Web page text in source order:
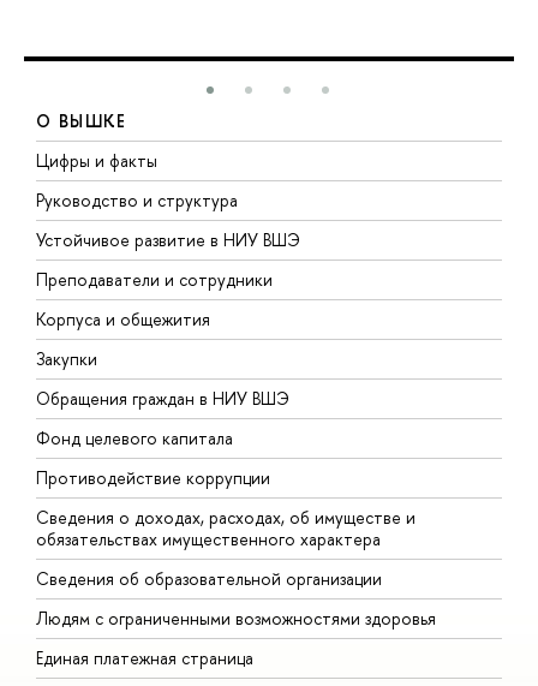
О ВЫШКЕ
Цифры и факты
Руководство и структура
Устойчивое развитие в НИУ ВШЭ
Преподаватели и сотрудники
Корпуса и общежития
Закупки
Обращения граждан в НИУ ВШЭ
Фонд целевого капитала
Противодействие коррупции
Сведения о доходах, расходах, об имуществе и
обязательствах имущественного характера
Сведения об образовательной организации
Людям с ограниченными возможностями здоровья
Единая платежная страница